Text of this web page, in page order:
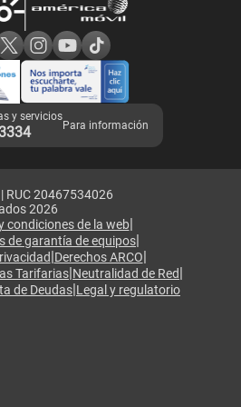
SE
Tienda Claro
y servicios
Para información
RUC 20467534026
2026
condiciones de la web|
de garantía de equipos|
|Derechos ARCO|
Tarifarias|Neutralidad de Red|
de Deudas|Legal y regulatorio